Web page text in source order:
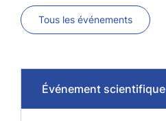
Tous les événements
Événement scientifique